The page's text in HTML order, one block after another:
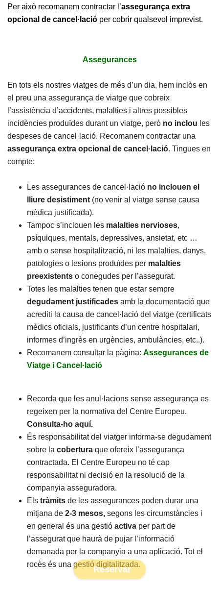
Reservar
Per això recomanem contractar l’assegurança extra
opcional de cancel·lació per cobrir qualsevol imprevist.
Assegurances
En tots els nostres viatges de més d’un dia, hem inclòs en
el preu una assegurança de viatge que cobreix
l’assistència d’accidents, malalties i altres possibles
incidències produïdes durant un viatge, però no inclou les
despeses de cancel·lació. Recomanem contractar una
assegurança extra opcional de cancel·lació. Tingues en
compte:
Les assegurances de cancel·lació no inclouen el
lliure desistiment (no venir al viatge sense causa
mèdica justificada).
Tampoc s’inclouen les malalties nervioses,
psíquiques, mentals, depressives, ansietat, etc …
amb o sense hospitalització, ni les malalties, danys,
patologies o lesions produïdes per malalties
preexistents o conegudes per l’assegurat.
Totes les malalties tenen que estar sempre
degudament justificades amb la documentació que
acrediti la causa de cancel·lació del viatge (certificats
mèdics oficials, justificants d’un centre hospitalari,
informes d’ingrès en urgències, ambulàncies, etc..).
Recomanem consultar la pàgina: Assegurances de
Viatge i Cancel·lació
Recorda que les anul·lacions sense assegurança es
regeixen per la normativa del Centre Europeu.
Consulta-ho aquí.
És responsabilitat del viatger informa-se degudament
sobre la cobertura que ofereix l’assegurança
contractada. El Centre Europeu no té cap
responsabilitat ni decisió en la resolució de la
companyia asseguradora.
Els tràmits de les assegurances poden durar una
mitjana de 2-3 mesos, segons les circumstàncies i
en general és una gestió activa per part de
l’assegurat que haurà de pujar l’informació
demanada per la companyia a una aplicació. Tot el
rocès és una gestió digitalitzada.